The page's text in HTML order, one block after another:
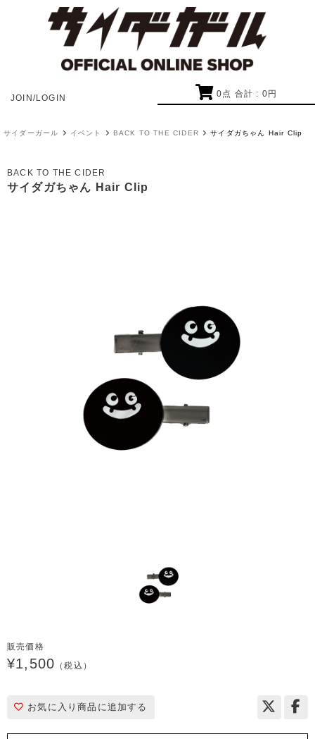
JOIN/LOGIN 0 点 合計 : 0円
サイダーガール イベント BACK TO THE CIDER サイダガちゃん Hair Clip
BACK TO THE CIDER
サイダガちゃん Hair Clip
販売価格
¥1,500 （税込）
お気に入り商品に追加する